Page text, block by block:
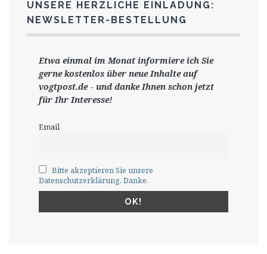
UNSERE HERZLICHE EINLADUNG:
NEWSLETTER-BESTELLUNG
Etwa einmal im Monat informiere ich Sie
gernekostenlos über neue Inhalte auf
vogtpost.de- und danke Ihnen schon jetzt
für Ihr Interesse!
Email
Bitte akzeptieren Sie unsere
Datenschutzerklärung. Danke.